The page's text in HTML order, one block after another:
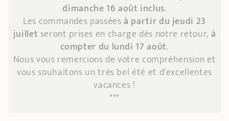
dimanche 16 août inclus.
Les commandes passéesà partir du jeudi 23
juillet seront prises en charge dès notre retour, à
compter du lundi 17 août.
Nous vous remercions de votre compréhension et
vous souhaitons un très bel été et d'excellentes
vacances !
***